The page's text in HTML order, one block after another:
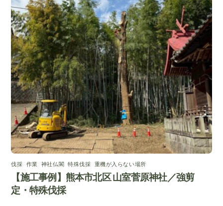
伐採 作業 神社仏閣 ,特殊伐採 重機が入らない場所
【施工事例】熊本市北区 山室菅原神社／強剪
定・特殊伐採